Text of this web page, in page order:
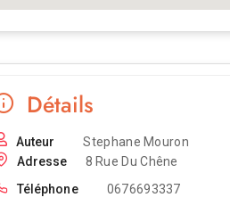
Détails
Auteur
Stephane Mouron
Adresse
8 Rue Du Chêne
Téléphone
0676693337